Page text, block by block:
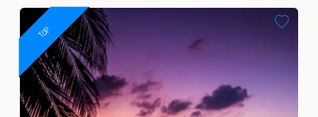
TOP